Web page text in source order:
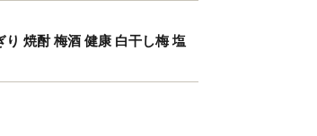
焼酎 梅酒 健康 白干し梅 塩